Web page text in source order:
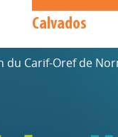
Calvados
du Carif-Oref de